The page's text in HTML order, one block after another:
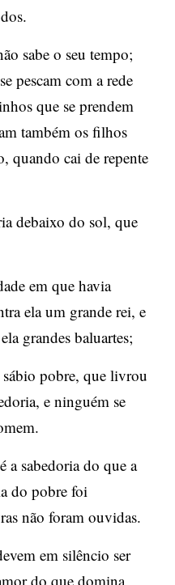
sabe o seu tempo;
pescam com a rede
que se prendem
também os filhos
quando cai de repente
debaixo do sol, que
em que havia
ela um grande rei, e
grandes baluartes;
pobre, que livrou
e ninguém se
a sabedoria do que a
do pobre foi
não foram ouvidas.
em silêncio ser
do que domina